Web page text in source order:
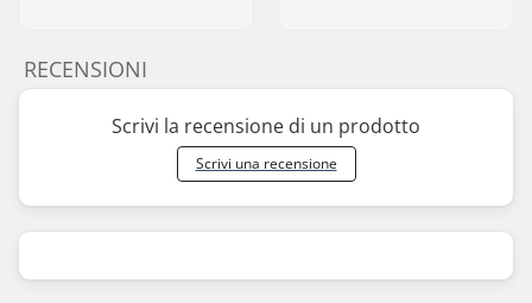
RECENSIONI
Scrivi la recensione di un prodotto
Scrivi una recensione